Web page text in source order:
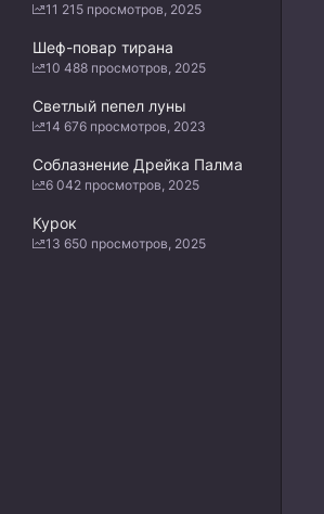
11 215 просмотров, 2025
Шеф-повар тирана
10 488 просмотров, 2025
Светлый пепел луны
14 676 просмотров, 2023
Соблазнение Дрейка Палма
6 042 просмотров, 2025
Курок
13 650 просмотров, 2025